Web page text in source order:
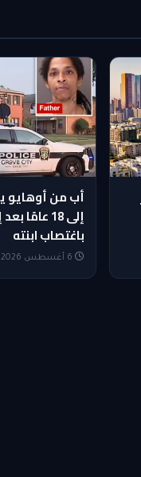
أب من أوهايو
إلى 18
باغتصاب ابنته
6 أغسطس 2026 — 6:05 PM